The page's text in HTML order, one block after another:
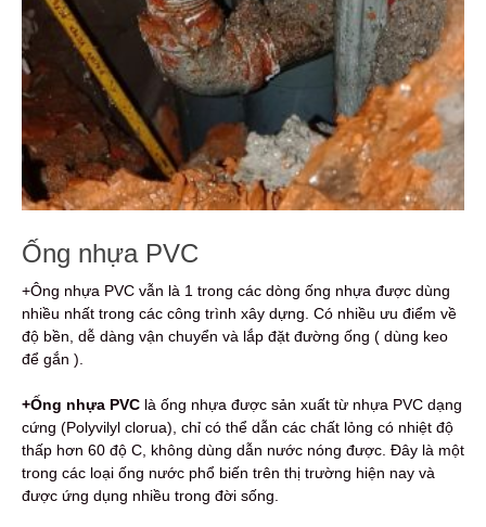
Ống nhựa PVC
+Ông nhựa PVC vẫn là 1 trong các dòng ống nhựa được dùng
nhiều nhất trong các công trình xây dựng. Có nhiều ưu điểm về
độ bền, dễ dàng vận chuyển và lắp đặt đường ống ( dùng keo
để gắn ).
+Ống nhựa PVC là ống nhựa được sản xuất từ nhựa PVC dạng
cứng (Polyvilyl clorua), chỉ có thể dẫn các chất lỏng có nhiệt độ
thấp hơn 60 độ C, không dùng dẫn nước nóng được. Đây là một
trong các loại ống nước phổ biến trên thị trường hiện nay và
được ứng dụng nhiều trong đời sống.